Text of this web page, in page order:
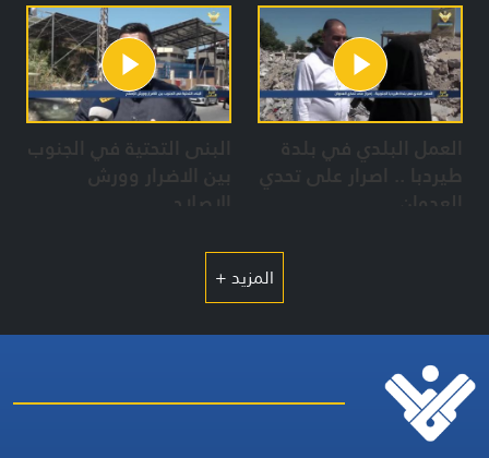
والمجازر الصهيونية
العمل البلدي في بلدة
طيردبا .. اصرار على تحدي
العدوان
البنى التحتية في الجنوب
بين الاضرار وورش
الاصلاح
المزيد +